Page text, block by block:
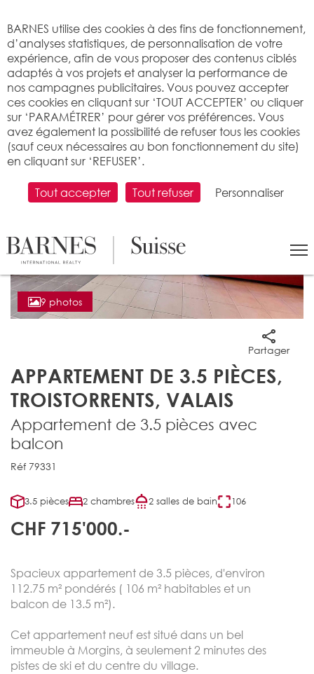
9 photos
APPARTEMENT DE 3.5 PIÈCES,
TROISTORRENTS, VALAIS
Partager
Appartement de 3.5 pièces avec
balcon
Réf 79331
3.5 pièces 2 chambres 2 salles de bain 106
CHF 715'000.-
Spacieux appartement de 3.5 pièces, d'environ
112.75 m² pondérés ( 106 m² habitables et un
balcon de 13.5 m²).
Cet appartement neuf est situé dans un bel
immeuble à Morgins, à seulement 2 minutes des
pistes de ski et du centre du village.
BARNES utilise des cookies à des fins de fonctionnement,
d’analyses statistiques, de personnalisation de votre
expérience, afin de vous proposer des contenus ciblés
adaptés à vos projets et analyser la performance de
nos campagnes publicitaires. Vous pouvez accepter
ces cookies en cliquant sur ‘TOUT ACCEPTER’ ou cliquer
sur ‘PARAMÉTRER’ pour gérer vos préférences. Vous
avez également la possibilité de refuser tous les cookies
(sauf ceux nécessaires au bon fonctionnement du site)
en cliquant sur ‘REFUSER’.
Tout accepter Tout refuser Personnaliser